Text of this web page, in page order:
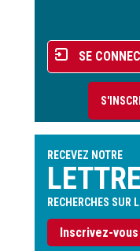
Menu
du
compte
l'utilisateur
SE
RECEVEZ NOTRE
RECHERCHES SUR
Inscrivez-vous